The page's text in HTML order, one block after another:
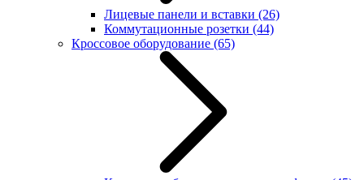
Лицевые панели и вставки (26)
Коммутационные розетки (44)
Кроссовое оборудование (65)